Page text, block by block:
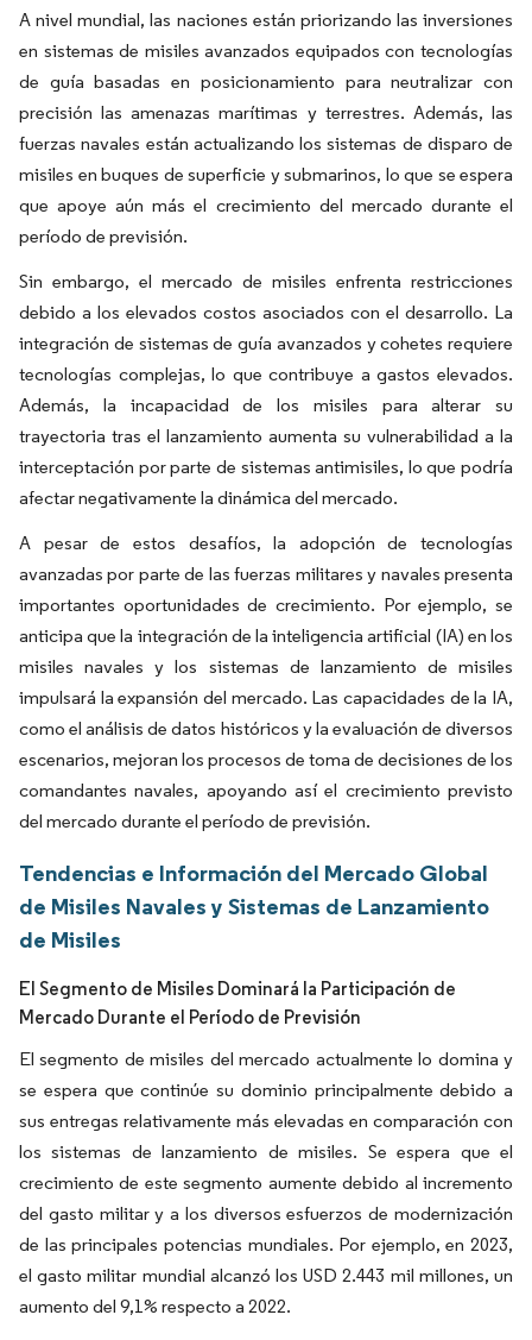
A nivel mundial, las naciones están priorizando las inversiones
en sistemas de misiles avanzados equipados con tecnologías
de guía basadas en posicionamiento para neutralizar con
precisión las amenazas marítimas y terrestres. Además, las
fuerzas navales están actualizando los sistemas de disparo de
misiles en buques de superficie y submarinos, lo que se espera
que apoye aún más el crecimiento del mercado durante el
período de previsión.
Sin embargo, el mercado de misiles enfrenta restricciones
debido a los elevados costos asociados con el desarrollo. La
integración de sistemas de guía avanzados y cohetes requiere
tecnologías complejas, lo que contribuye a gastos elevados.
Además, la incapacidad de los misiles para alterar su
trayectoria tras el lanzamiento aumenta su vulnerabilidad a la
interceptación por parte de sistemas antimisiles, lo que podría
afectar negativamente la dinámica del mercado.
A pesar de estos desafíos, la adopción de tecnologías
avanzadas por parte de las fuerzas militares y navales presenta
importantes oportunidades de crecimiento. Por ejemplo, se
anticipa que la integración de la inteligencia artificial (IA) en los
misiles navales y los sistemas de lanzamiento de misiles
impulsará la expansión del mercado. Las capacidades de la IA,
como el análisis de datos históricos y la evaluación de diversos
escenarios, mejoran los procesos de toma de decisiones de los
comandantes navales, apoyando así el crecimiento previsto
del mercado durante el período de previsión.
Tendencias e Información del Mercado Global
de Misiles Navales y Sistemas de Lanzamiento
de Misiles
El Segmento de Misiles Dominará la Participación de
Mercado Durante el Período de Previsión
El segmento de misiles del mercado actualmente lo domina y
se espera que continúe su dominio principalmente debido a
sus entregas relativamente más elevadas en comparación con
los sistemas de lanzamiento de misiles. Se espera que el
crecimiento de este segmento aumente debido al incremento
del gasto militar y a los diversos esfuerzos de modernización
de las principales potencias mundiales. Por ejemplo, en 2023,
el gasto militar mundial alcanzó los USD 2.443 mil millones, un
aumento del 9,1% respecto a 2022.